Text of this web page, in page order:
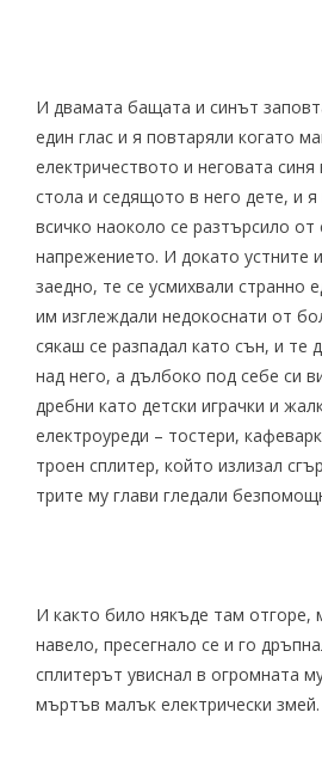
И двамата бащата и синът
един глас и я повтаряли когато
електричеството и неговата
стола и седящото в него дете, и я
всичко наоколо се разтърсило от
напрежението. И докато устните
заедно, те се усмихвали странно
им изглеждали недокоснати от
сякаш се разпадал като сън, и те
над него, а дълбоко под себе си
дребни като детски играчки и
електроуреди – тостери,
троен сплитер, който излизал
трите му глави гледали
И както било някъде там отгоре,
навело, пресегнало се и го
сплитерът увиснал в огромната
мъртъв малък електрически змей.